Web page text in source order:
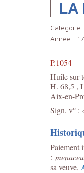
LA
Catégorie:
Année :
P.1054
Huile sur
H. 68,5 ;
Aix-en-
Sign. v° :
Paiement
:
sa veuve,